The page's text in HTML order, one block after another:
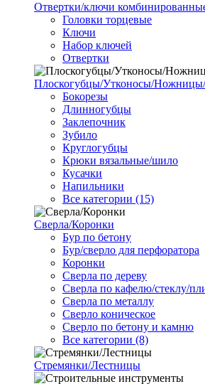
Отвертки/ключи
Головки торцевые
Ключи
Набор ключей
Отвертки
Плоскогубцы/Утконосы/
Бокорезы
Длинногубцы
Заклепочник
Зубило
Круглогубцы
Крюки вязальные/шило
Кусачки
Напильники
Все категории (15)
Сверла/Коронки
Бур по бетону
Бур/сверло для перфоратора
Коронки
Сверла по дереву
Сверла по кафелю/стеклу/
Сверла по металлу
Сверло коническое
Сверло по бетону и камню
Все категории (8)
Стремянки/Лестницы